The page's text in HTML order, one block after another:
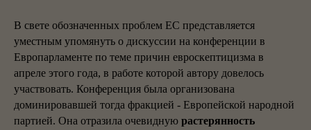
В свете обозначенных проблем ЕС представляется
уместным упомянуть о дискуссии на конференции в
Европарламенте по теме причин евроскептицизма в
апреле этого года, в работе которой автору довелось
участвовать. Конференция была организована
доминировавшей тогда фракцией - Европейской народной
партией. Она отразила очевидную растерянность